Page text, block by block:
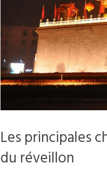
Les principales
du réveillon